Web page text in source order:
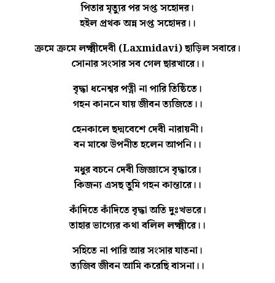
পিতার মৃত্যুর পর সপ্ত সহোদর।
হইল প্রথক অন্ন সপ্ত সহোদর।।
ক্রমে ক্রমে লক্ষ্মীদেবী (Laxmidavi) ছাড়িল সবারে।
সোনার সংসার সব গেল ছারখারে।।
বৃদ্ধা ধনেশ্বর পত্নী না পারি তিষ্ঠিতে।
গহন কাননে যায় জীবন ত্যজিতে।।
হেনকালে ছদ্মবেশে দেবী নারায়নী।
বন মাঝে উপনীত হলেন আপনি।।
মধুর বচনে দেবী জিজ্ঞাসে বৃদ্ধারে।
কিজন্য এসছ তুমি গহন কান্তারে।।
কাঁদিতে কাঁদিতে বৃদ্ধা অতি দুঃখভরে।
তাহার ভাগ্যের কথা বলিল লক্ষ্মীরে।।
সহিতে না পারি আর সংসার যাতনা।
ত্যজিব জীবন আমি করেছি বাসনা।।